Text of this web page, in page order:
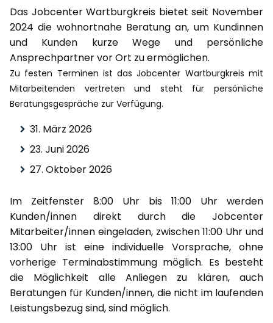
Das Jobcenter Wartburgkreis bietet seit November
2024 die wohnortnahe Beratung an, um Kundinnen
und Kunden kurze Wege und persönliche
Ansprechpartner vor Ort zu ermöglichen.
Zu festen Terminen ist das Jobcenter Wartburgkreis mit
Mitarbeitenden vertreten und steht für persönliche
Beratungsgespräche zur Verfügung.
31. März 2026
23. Juni 2026
27. Oktober 2026
Im Zeitfenster 8:00 Uhr bis 11:00 Uhr werden
Kunden/innen direkt durch die Jobcenter
Mitarbeiter/innen eingeladen, zwischen 11:00 Uhr und
13:00 Uhr ist eine individuelle Vorsprache, ohne
vorherige Terminabstimmung möglich. Es besteht
die Möglichkeit alle Anliegen zu klären, auch
Beratungen für Kunden/innen, die nicht im laufenden
Leistungsbezug sind, sind möglich.